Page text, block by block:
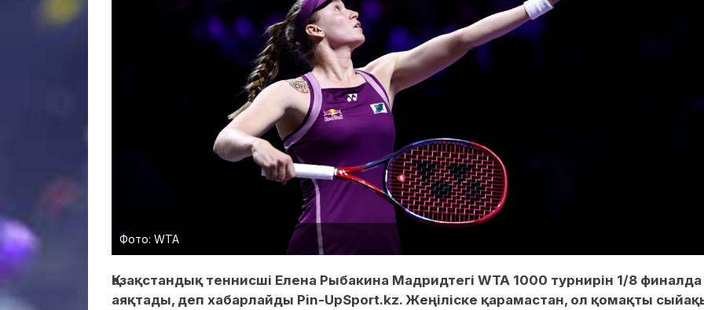
Фото: WTA
Қазақстандық теннисші Елена Рыбакина Мадридтегі WTA 1000 турнирін 1/8 финалда
аяқтады, деп хабарлайды Pin-UpSport.kz. Жеңіліске қарамастан, ол қомақты